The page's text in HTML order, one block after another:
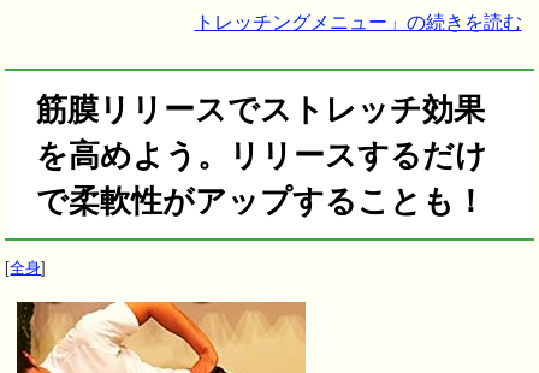
トレッチングメニュー」の続きを読む
筋膜リリースでストレッチ効果
を高めよう。リリースするだけ
で柔軟性がアップすることも！
[全身]